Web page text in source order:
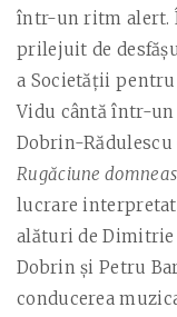
într-un ritm alert.
prilejuit de
a Societăţii pentru
Vidu cântă într-
Dobrin-Rădulescu
Rugăciune
lucrare
alături de Dimitrie
Dobrin şi Petru
conducerea